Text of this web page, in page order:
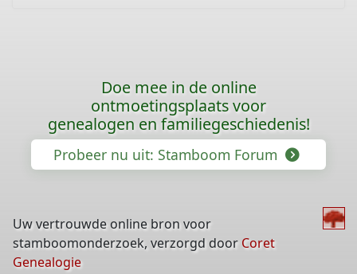
Doe mee in de online
ontmoetingsplaats voor
genealogen en familiegeschiedenis!
Probeer nu uit: Stamboom Forum
Uw vertrouwde online bron voor
stamboomonderzoek, verzorgd door Coret
Genealogie